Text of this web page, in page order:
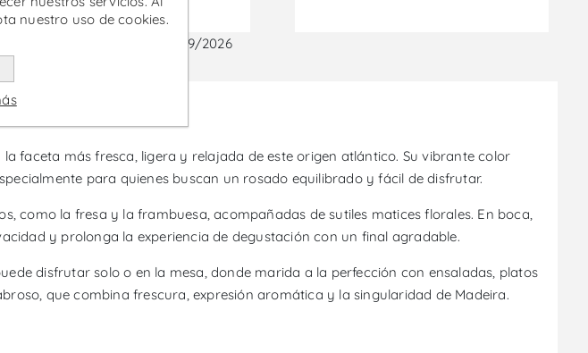
el 30/06/2026 hasta el 30/09/2026
faceta más fresca, ligera y relajada de este origen atlántico. Su vibrante color
para quienes buscan un rosado equilibrado y fácil de disfrutar.
como la fresa y la frambuesa, acompañadas de sutiles matices florales. En boca,
y prolonga la experiencia de degustación con un final agradable.
disfrutar solo o en la mesa, donde marida a la perfección con ensaladas, platos
que combina frescura, expresión aromática y la singularidad de Madeira.
nuestro uso de cookies.